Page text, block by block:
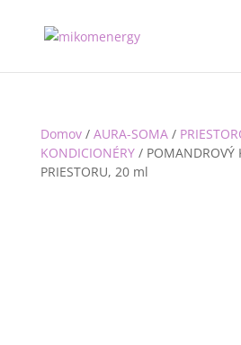
Domov/ AURA-SOMA/
KONDICIONÉRY/ POMANDROVÝ
PRIESTORU, 20 ml